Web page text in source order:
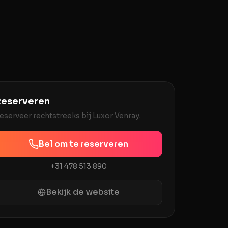
rechtstreeks bij Luxor Venray.
Bel om te reserveren
+31 478 513 890
Bekijk de website